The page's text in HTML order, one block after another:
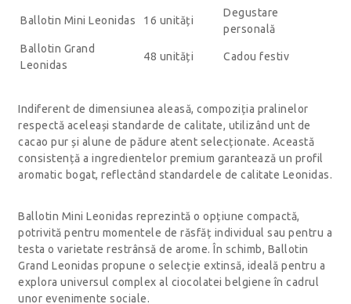
Ballotin Mini Leonidas 16 unități
Degustare
personală
Ballotin Grand
Leonidas
48 unități Cadou festiv
Indiferent de dimensiunea aleasă, compoziția pralinelor
respectă aceleași standarde de calitate, utilizând unt de
cacao pur și alune de pădure atent selecționate. Această
consistență a ingredientelor premium garantează un profil
aromatic bogat, reflectând standardele de calitate Leonidas.
Ballotin Mini Leonidas reprezintă o opțiune compactă,
potrivită pentru momentele de răsfăț individual sau pentru a
testa o varietate restrânsă de arome. În schimb, Ballotin
Grand Leonidas propune o selecție extinsă, ideală pentru a
explora universul complex al ciocolatei belgiene în cadrul
unor evenimente sociale.